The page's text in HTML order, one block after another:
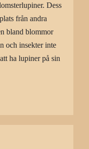
Dess
från andra
bland blommor
och insekter inte
ha lupiner på sin